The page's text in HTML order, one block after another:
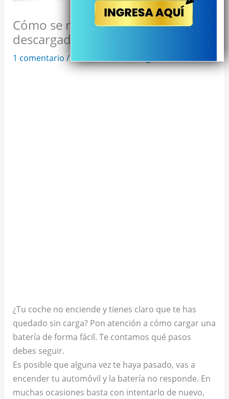
Cómo se recarga una batería
descargada
1 comentario /
¿Tu coche no enciende y tienes claro que te has
quedado sin carga? Pon atención a cómo cargar una
batería de forma fácil. Te contamos qué pasos
debes seguir.
Es posible que alguna vez te haya pasado, vas a
encender tu automóvil y la batería no responde. En
muchas ocasiones basta con intentarlo de nuevo,